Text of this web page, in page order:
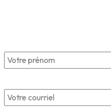
*
Courriel *